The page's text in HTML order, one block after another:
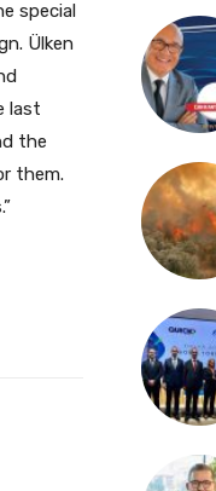
special
Ülken
last
the
them.